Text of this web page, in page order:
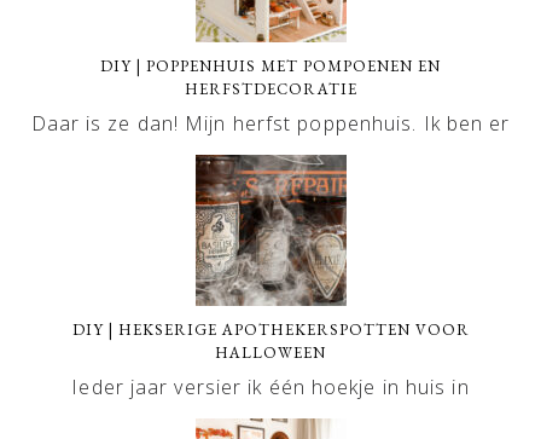
DIY | POPPENHUIS MET POMPOENEN EN
HERFSTDECORATIE
Daar is ze dan! Mijn herfst poppenhuis. Ik ben er
DIY | HEKSERIGE APOTHEKERSPOTTEN VOOR
HALLOWEEN
Ieder jaar versier ik één hoekje in huis in